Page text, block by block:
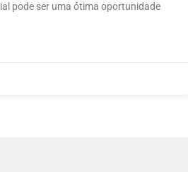
pode ser uma ótima oportunidade